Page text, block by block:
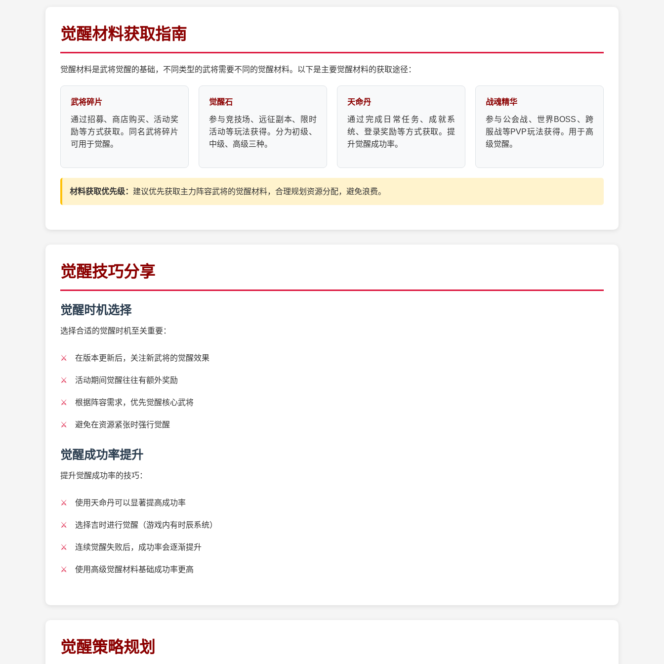
觉醒材料获取指南
觉醒材料是武将觉醒的基础，不同类型的武将需要不同的觉醒材料。以下是主要觉醒材料的获取途径：
武将碎片
通过招募、商店购买、活动奖
励等方式获取。同名武将碎片
可用于觉醒。
觉醒石
参与竞技场、远征副本、限时
活动等玩法获得。分为初级、
中级、高级三种。
天命丹
通过完成日常任务、成就系
统、登录奖励等方式获取。提
升觉醒成功率。
战魂精华
参与公会战、世界BOSS、跨
服战等PVP玩法获得。用于高
级觉醒。
材料获取优先级： 建议优先获取主力阵容武将的觉醒材料，合理规划资源分配，避免浪费。
觉醒技巧分享
觉醒时机选择
选择合适的觉醒时机至关重要：
在版本更新后，关注新武将的觉醒效果
活动期间觉醒往往有额外奖励
根据阵容需求，优先觉醒核心武将
避免在资源紧张时强行觉醒
觉醒成功率提升
提升觉醒成功率的技巧：
使用天命丹可以显著提高成功率
选择吉时进行觉醒（游戏内有时辰系统）
连续觉醒失败后，成功率会逐渐提升
使用高级觉醒材料基础成功率更高
觉醒策略规划